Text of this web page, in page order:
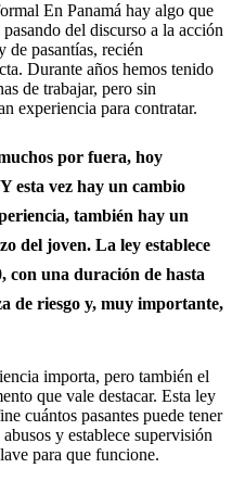
En Panamá hay algo que
del discurso a la acción
de pasantías, recién
Durante años hemos tenido
de trabajar, pero sin
experiencia para contratar.
por fuera, hoy
esta vez hay un cambio
también hay un
del joven. La ley establece
con una duración de hasta
de riesgo y, muy importante,
importa, pero también el
que vale destacar. Esta ley
cuántos pasantes puede tener
y establece supervisión
para que funcione.